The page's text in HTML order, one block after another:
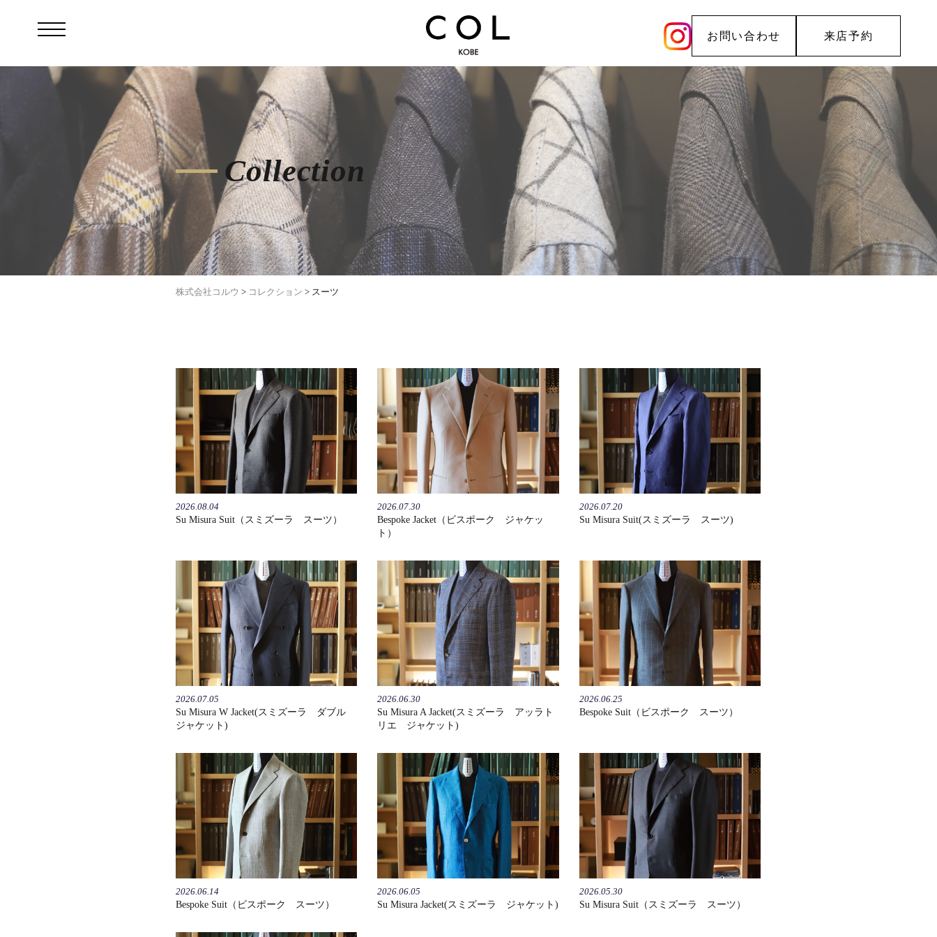
お問い合わせ 来店予約
Collection
株式会社コルウ > コレクション > スーツ
2026.08.04
Su Misura Suit（スミズーラ スーツ）
2026.07.30
Bespoke Jacket（ビスポーク ジャケッ
ト）
2026.07.20
Su Misura Suit(スミズーラ スーツ)
2026.07.05
Su Misura W Jacket(スミズーラ ダブル
ジャケット)
2026.06.30
Su Misura A Jacket(スミズーラ アッラト
リエ ジャケット)
2026.06.25
Bespoke Suit（ビスポーク スーツ）
2026.06.14
Bespoke Suit（ビスポーク スーツ）
2026.06.05
Su Misura Jacket(スミズーラ ジャケット)
2026.05.30
Su Misura Suit（スミズーラ スーツ）